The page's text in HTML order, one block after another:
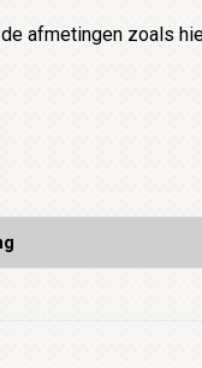
afmetingen zoals